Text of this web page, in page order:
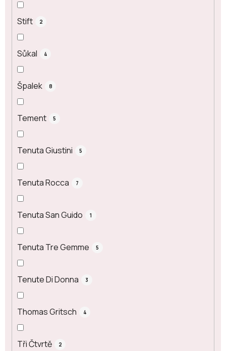
Stift 2
Sůkal 4
Špalek 8
Tement 5
Tenuta Giustini 5
Tenuta Rocca 7
Tenuta San Guido 1
Tenuta Tre Gemme 5
Tenute Di Donna 3
Thomas Gritsch 4
Tři Čtvrtě 2